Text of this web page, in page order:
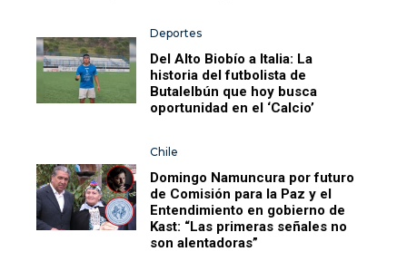
Deportes
Del Alto Biobío a Italia: La
historia del futbolista de
Butalelbún que hoy busca
oportunidad en el ‘Calcio’
Chile
Domingo Namuncura por futuro
de Comisión para la Paz y el
Entendimiento en gobierno de
Kast: “Las primeras señales no
son alentadoras”